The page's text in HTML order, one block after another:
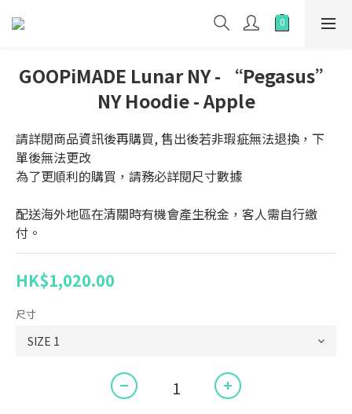
GOOPiMADE Lunar NY - “Pegasus”
NY Hoodie - Apple
請詳閱商品資訊後再購買, 售出後若非瑕疵無法退換，下
單後無法更改
為了更順利的購買，請務必詳閱尺寸數據
配送海外地區在清關時有機會產生稅金，客人需自行繳
付。
HK$1,020.00
尺寸